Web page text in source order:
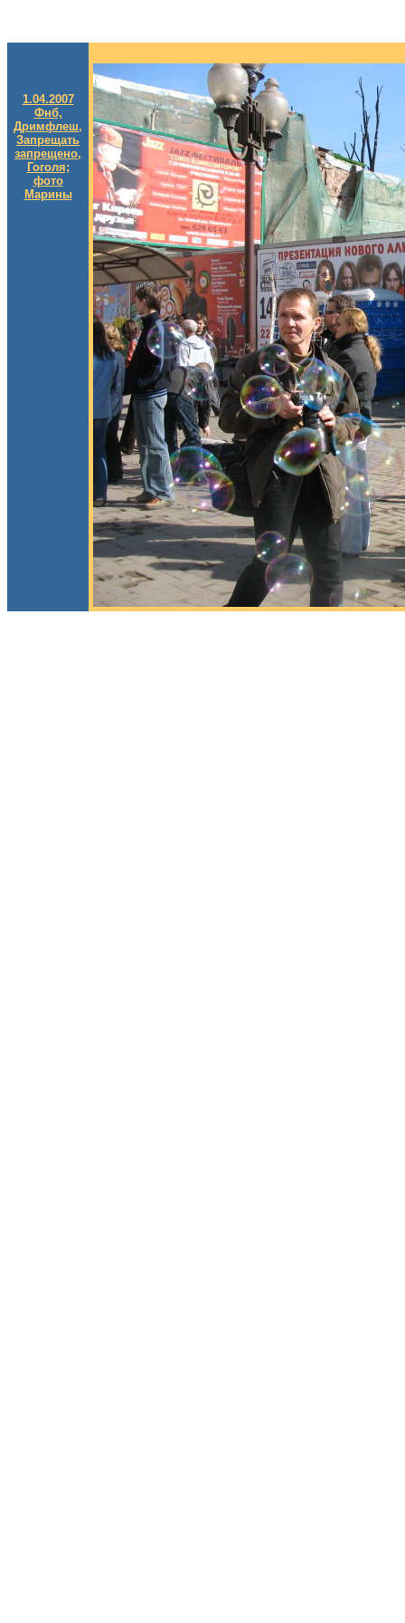
1.04.2007
Фнб,
Дримфлеш,
Запрещать
запрещено,
Гоголя;
фото
Марины